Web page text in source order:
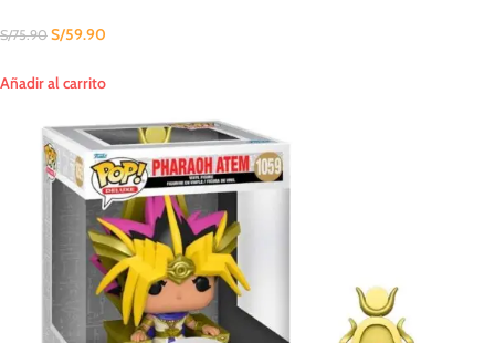
S/75.90 S/59.90
Añadir al carrito